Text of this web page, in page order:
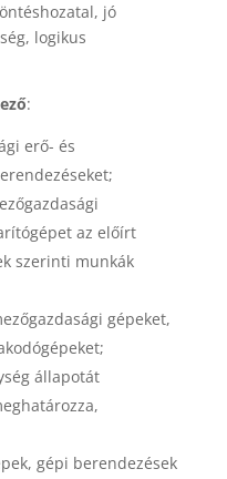
jó
logikus
:
erő- és
az előírt
szerinti munkák
gépeket,
állapotát
gépi berendezések